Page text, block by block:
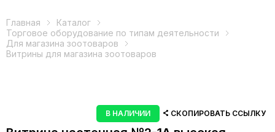
Главная
Каталог
Торговое оборудование по типам деятельности
Для магазина зоотоваров
Витрины для магазина зоотоваров
В НАЛИЧИИ СКОПИРОВАТЬ ССЫЛКУ